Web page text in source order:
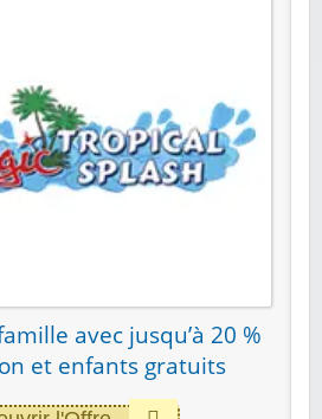
avec jusqu’à 20 %
et enfants gratuits